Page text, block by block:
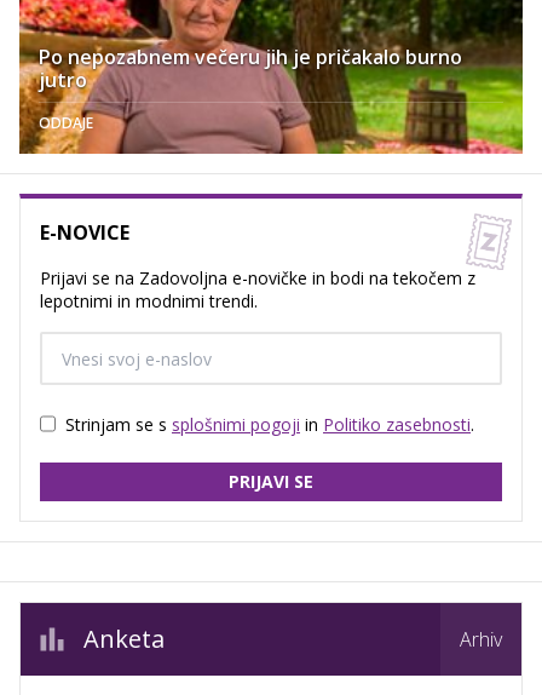
Po nepozabnem večeru jih je pričakalo burno
jutro
ODDAJE
E-NOVICE
Prijavi se na Zadovoljna e-novičke in bodi na tekočem z
lepotnimi in modnimi trendi.
Strinjam se s splošnimi pogoji in Politiko zasebnosti.
PRIJAVI SE
Anketa Arhiv